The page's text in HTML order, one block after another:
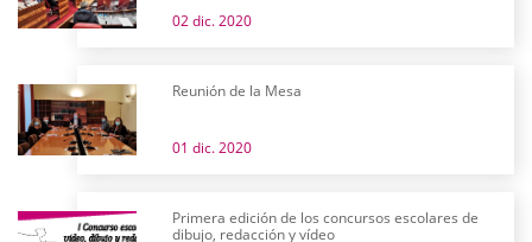
02 dic. 2020
Reunión de la Mesa
01 dic. 2020
Primera edición de los concursos escolares de
dibujo, redacción y vídeo